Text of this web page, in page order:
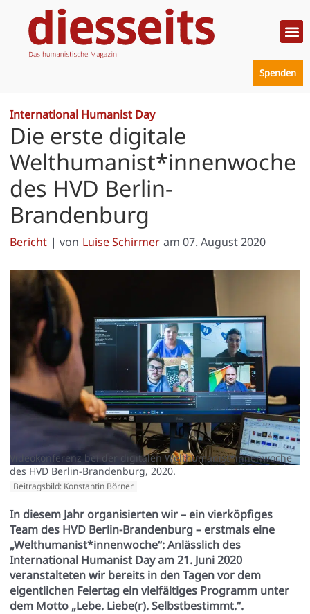
Inhalt
springen
Spenden
International Humanist Day
Die erste digitale
Welthumanist*innenwoche
des HVD Berlin-
Brandenburg
Bericht | von Luise Schirmer am 07. August 2020
Videokonferenz bei der digitalen Welthumanist*innenwoche
des HVD Berlin-Brandenburg, 2020.
Beitragsbild: Konstantin Börner
In diesem Jahr organisierten wir – ein vierköpfiges
Team des HVD Berlin-Brandenburg – erstmals eine
„Welthumanist*innenwoche“: Anlässlich des
International Humanist Day am 21. Juni 2020
veranstalteten wir bereits in den Tagen vor dem
eigentlichen Feiertag ein vielfältiges Programm unter
dem Motto „Lebe. Liebe(r). Selbstbestimmt.“.